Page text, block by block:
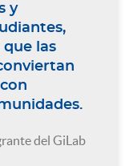
y
las
del GiLab